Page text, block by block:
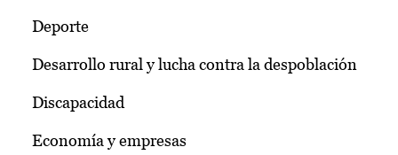
Deporte
Desarrollo rural y lucha contra la despoblación
Discapacidad
Economía y empresas